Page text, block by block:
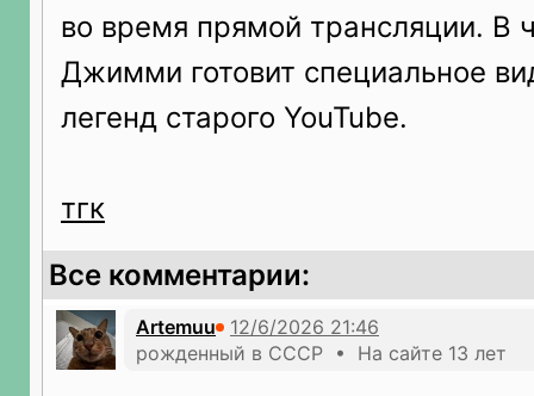
во время прямой трансляции. В
Джимми готовит специальное
легенд старого YouTube.
тгк
Все комментарии:
Artemuu
рожденный в СССР • На сайте 13 лет